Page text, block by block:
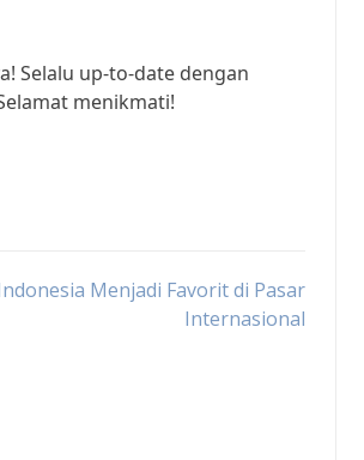
Selalu up-to-date dengan
menikmati!
Menjadi Favorit di Pasar
Internasional